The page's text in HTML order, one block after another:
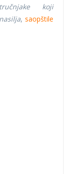
koji
, saopštile